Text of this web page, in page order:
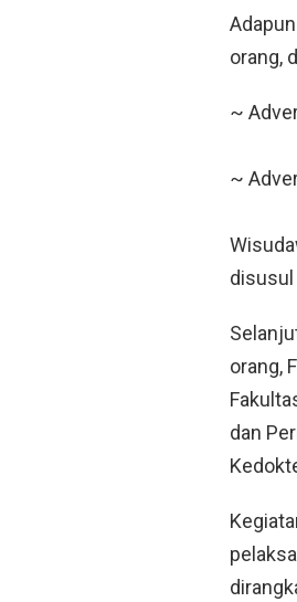
orang,
~
~
disusul
orang,
dan